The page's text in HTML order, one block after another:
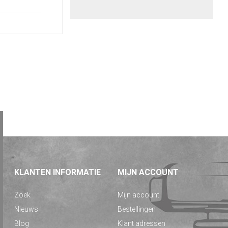
KLANTEN INFORMATIE
Zoek
Nieuws
Blog
MIJN ACCOUNT
Mijn account
Bestellingen
Klant adressen